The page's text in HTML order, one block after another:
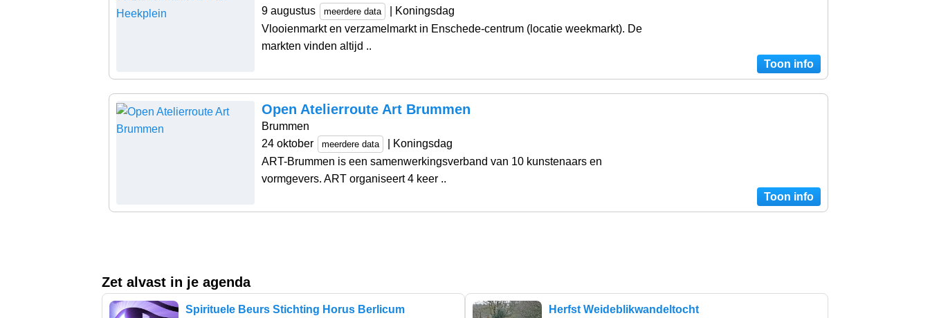
9 augustus
meerdere data
| Koningsdag
Vlooienmarkt en verzamelmarkt in Enschede-centrum (locatie weekmarkt). De
markten vinden altijd ..
Toon info
Open Atelierroute Art Brummen
Brummen
24 oktober
meerdere data
| Koningsdag
ART-Brummen is een samenwerkingsverband van 10 kunstenaars en
vormgevers. ART organiseert 4 keer ..
Toon info
Zet alvast in je agenda
Spirituele Beurs Stichting Horus Berlicum
Herfst Weideblikwandeltocht